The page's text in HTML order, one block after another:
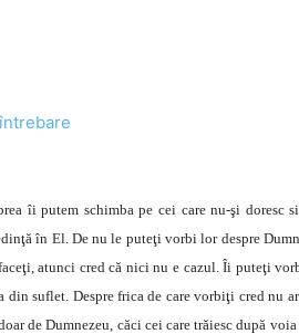
îi putem schimba pe cei care nu-şi doresc
în El. De nu le puteţi vorbi lor despre
atunci cred că nici nu e cazul. Îi puteţi
din suflet. Despre frica de care vorbiţi cred nu
de Dumnezeu, căci cei care trăiesc după